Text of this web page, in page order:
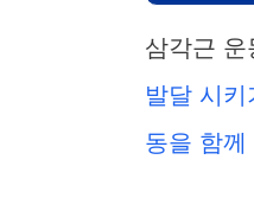
삼각근
발달 시
동을 함